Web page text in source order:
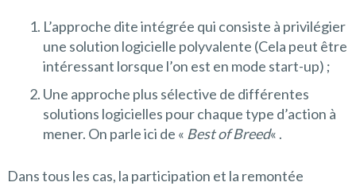
L’approche dite intégrée qui consiste à privilégier
une solution logicielle polyvalente (Cela peut être
intéressant lorsque l’on est en mode start-up) ;
Une approche plus sélective de différentes
solutions logicielles pour chaque type d’action à
mener. On parle ici de « Best of Breed« .
Dans tous les cas, la participation et la remontée